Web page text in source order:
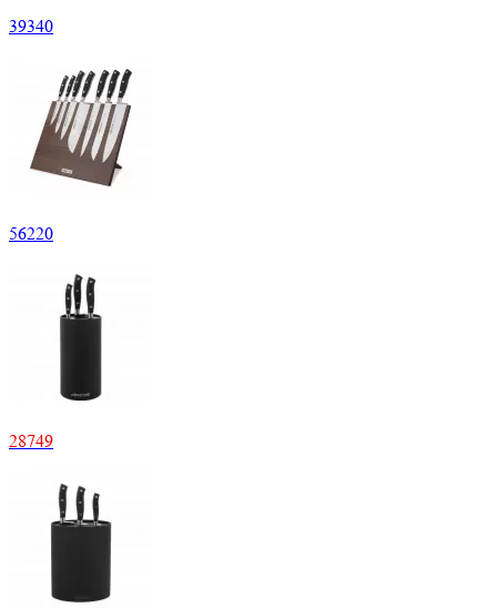
39340
56220
28749